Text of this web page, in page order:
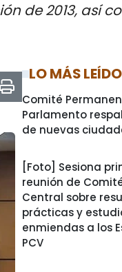
de 2013, así
LO MÁS LEÍDO
Comité
Parlamento
de nuevas
[Foto] Sesiona
reunión de
Central sobre
prácticas y
enmiendas a los
PCV